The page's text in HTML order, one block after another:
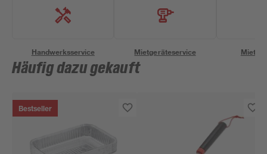
Handwerksservice Mietgeräteservice
Häufig dazu gekauft
Bestseller